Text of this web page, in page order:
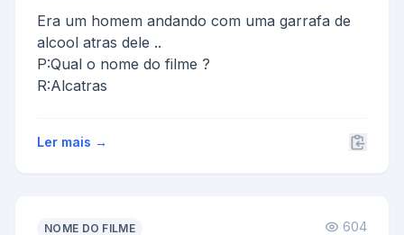
Era um homem andando com uma garrafa de
alcool atras dele ..
P:Qual o nome do filme ?
R:Alcatras
Ler mais →
NOME DO FILME 604